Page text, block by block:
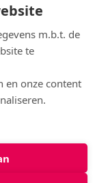
m.b.t. de
te
en onze content